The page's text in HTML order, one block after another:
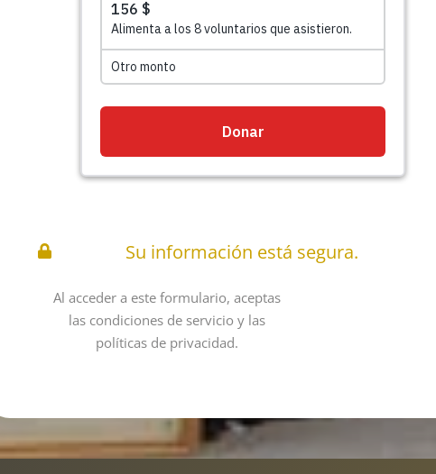
Su información está segura.
Al acceder a este formulario, aceptas
las condiciones de servicio y las
políticas de privacidad.